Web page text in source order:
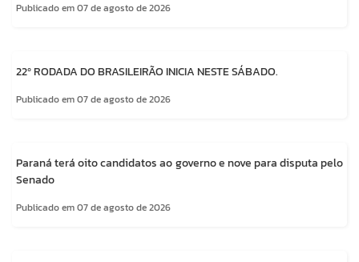
Publicado em 07 de agosto de 2026
22º RODADA DO BRASILEIRÃO INICIA NESTE SÁBADO.
Publicado em 07 de agosto de 2026
Paraná terá oito candidatos ao governo e nove para disputa pelo
Senado
Publicado em 07 de agosto de 2026